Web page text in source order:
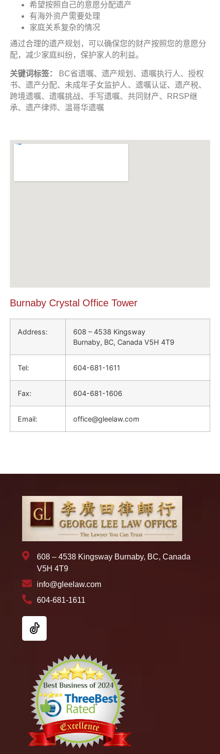
希望按照自己的意愿分配遗产
有海外资产需要处理
家庭关系复杂的情况
通过合理的遗产规划，可以确保您的财产按照您的意愿分
配，减少家庭纠纷，保护家人的利益。
关键词标签：
BC省遗嘱、遗产规划、遗嘱执行人、授权
书、遗产分配、未成年子女监护人、遗嘱认证、遗产税、
跨境遗嘱、遗嘱挑战、手写遗嘱、共同财产、RRSP继
承、遗产律师、温哥华遗嘱
Burnaby Crystal Office Tower
Address:
608 – 4538 Kingsway
Burnaby, BC, Canada V5H 4T9
Tel: 604-681-1611
Fax: 604-681-1606
Email: office@gleelaw.com
608 – 4538 Kingsway Burnaby, BC, Canada
V5H 4T9
info@gleelaw.com
604-681-1611